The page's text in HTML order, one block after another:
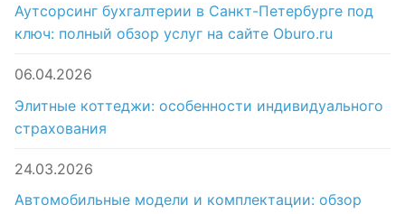
Аутсорсинг бухгалтерии в Санкт-Петербурге под
ключ: полный обзор услуг на сайте Oburo.ru
06.04.2026
Элитные коттеджи: особенности индивидуального
страхования
24.03.2026
Автомобильные модели и комплектации: обзор